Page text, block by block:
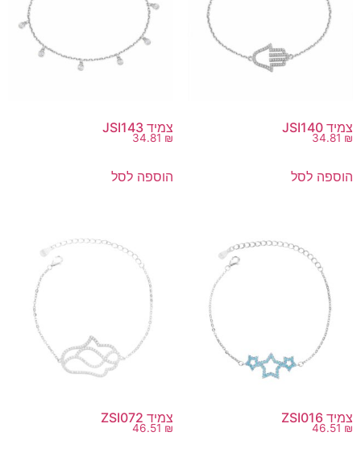
צמיד JSI140
34.81 ₪
הוספה לסל
צמיד JSI143
34.81 ₪
הוספה לסל
צמיד ZSI016
46.51 ₪
צמיד ZSI072
46.51 ₪